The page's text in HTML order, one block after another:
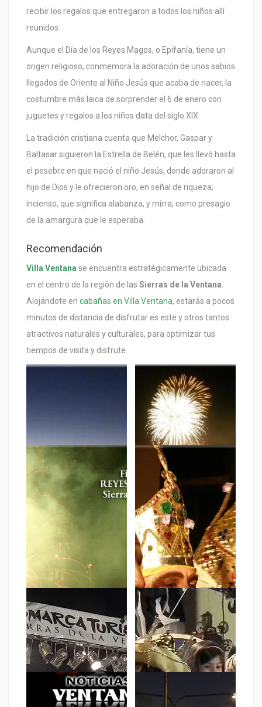
recibir los regalos que entregaron a todos los niños allí
reunidos.
Aunque el Día de los Reyes Magos, o Epifanía, tiene un
origen religioso, conmemora la adoración de unos sabios
llegados de Oriente al Niño Jesús que acaba de nacer, la
costumbre más laica de sorprender el 6 de enero con
juguetes y regalos a los niños data del siglo XIX.
La tradición cristiana cuenta que Melchor, Gaspar y
Baltasar siguieron la Estrella de Belén, que les llevó hasta
el pesebre en que nació el niño Jesús, donde adoraron al
hijo de Dios y le ofrecieron oro, en señal de riqueza;
incienso, que significa alabanza, y mirra, como presagio
de la amargura que le esperaba.
Recomendación
Villa Ventana se encuentra estratégicamente ubicada
en el centro de la región de las Sierras de la Ventana
Alojándote en cabañas en Villa Ventana, estarás a pocos
minutos de distancia de disfrutar es este y otros tantos
atractivos naturales y culturales, para optimizar tus
tiempos de visita y disfrute.